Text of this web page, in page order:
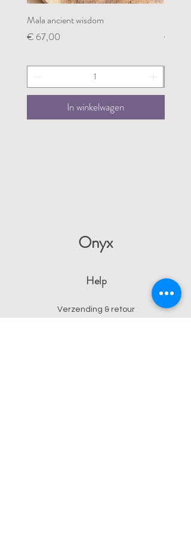
Mala ancient wisdom
Prijs
€ 67,00
In winkelwagen
Prijs
€ 67,00
Onyx
Help
Verzending & retour